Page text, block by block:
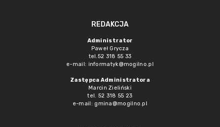
REDAKCJA
Administrator
Paweł Grycza
tel.52 318 55 33
e-mail: informatyk@mogilno.pl
Zastępca Administratora
Marcin Zieliński
tel. 52 318 55 23
e-mail: gmina@mogilno.pl